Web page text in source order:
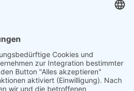
040 / 21 04 04 04-04
glinde@topf-online.de
Öffnungszeiten und mehr